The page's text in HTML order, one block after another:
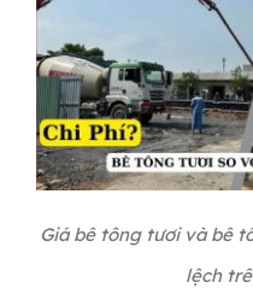
Giá bê tông tươi và bê
lệch